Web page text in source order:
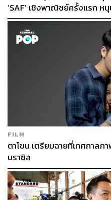
‘SAF’ เชิงพาณิชย์ครั้งแรก ห
ล้าน
FILM
ตาโขน เตรียมฉายที่เทศกาลภ
บราซิล